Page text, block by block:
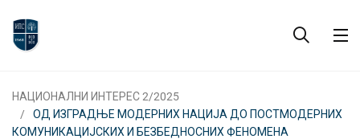
НАЦИОНАЛНИ ИНТЕРЕС 2/2025
ОД ИЗГРАДЊЕ МОДЕРНИХ НАЦИЈА ДО ПОСТМОДЕРНИХ
КОМУНИКАЦИЈСКИХ И БЕЗБЕДНОСНИХ ФЕНОМЕНА